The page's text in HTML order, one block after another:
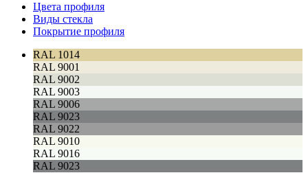
Цвета профиля
Виды стекла
Покрытие профиля
RAL 1014
RAL 9001
RAL 9002
RAL 9003
RAL 9006
RAL 9023
RAL 9022
RAL 9010
RAL 9016
RAL 9023